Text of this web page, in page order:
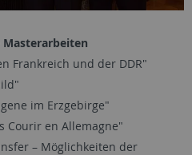
Masterarbeiten
Frankreich und der DDR"
im Erzgebirge"
Courir en Allemagne"
– Möglichkeiten der